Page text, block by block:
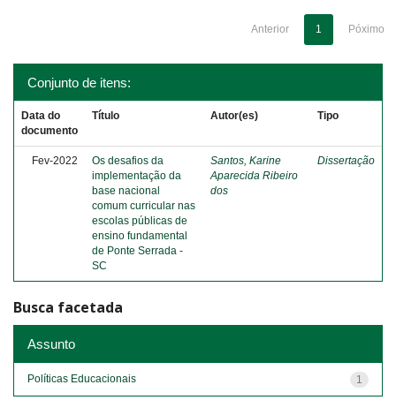
Anterior 1 Póximo
Conjunto de itens:
Data do
documento
Título Autor(es) Tipo
Fev-2022
Os desafios da
implementação da
base nacional
comum curricular nas
escolas públicas de
ensino fundamental
de Ponte Serrada -
SC
Santos, Karine
Aparecida Ribeiro
dos
Dissertação
Busca facetada
Assunto
1
Políticas Educacionais